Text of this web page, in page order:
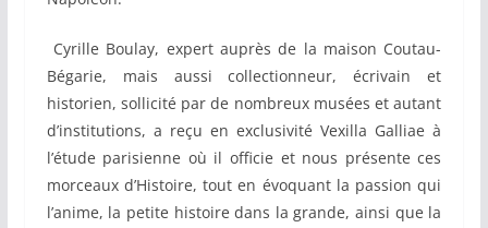
Cyrille Boulay, expert auprès de la maison Coutau-
Bégarie, mais aussi collectionneur, écrivain et
historien, sollicité par de nombreux musées et autant
d’institutions, a reçu en exclusivité Vexilla Galliae à
l’étude parisienne où il officie et nous présente ces
morceaux d’Histoire, tout en évoquant la passion qui
l’anime, la petite histoire dans la grande, ainsi que la